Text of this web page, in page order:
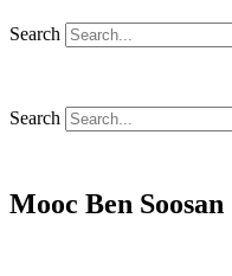
Search
Search
Mooc Ben